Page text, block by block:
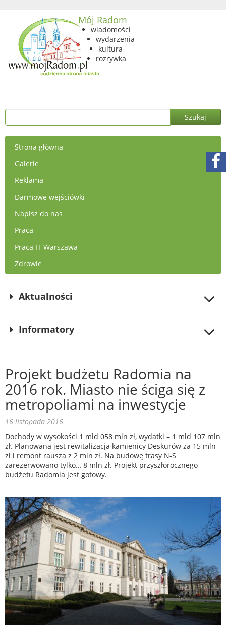
Mój Radom
wiadomości
wydarzenia
kultura
rozrywka
Strona główna
Galerie
Reklama
Darmowe wejściówki
Napisz do nas
Praca
Praca IT Warszawa
Zdrowie
Aktualności
Informatory
Projekt budżetu Radomia na
2016 rok. Miasto nie ściga się z
metropoliami na inwestycje
16 listopada 2016
Dochody w wysokości 1 mld 058 mln zł, wydatki – 1 mld 107 mln
zł. Planowana jest rewitalizacja kamienicy Deskurów za 15 mln
zł i remont rausza z 2 mln zł. Na budowę trasy N-S
zarezerwowano tylko… 8 mln zł. Projekt przyszłorocznego
budżetu Radomia jest gotowy.